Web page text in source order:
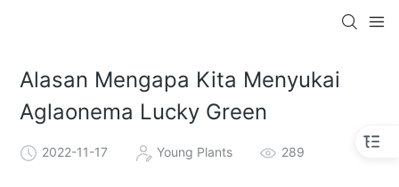
Alasan Mengapa Kita Menyukai
Aglaonema Lucky Green
2022-11-17 Young Plants 289